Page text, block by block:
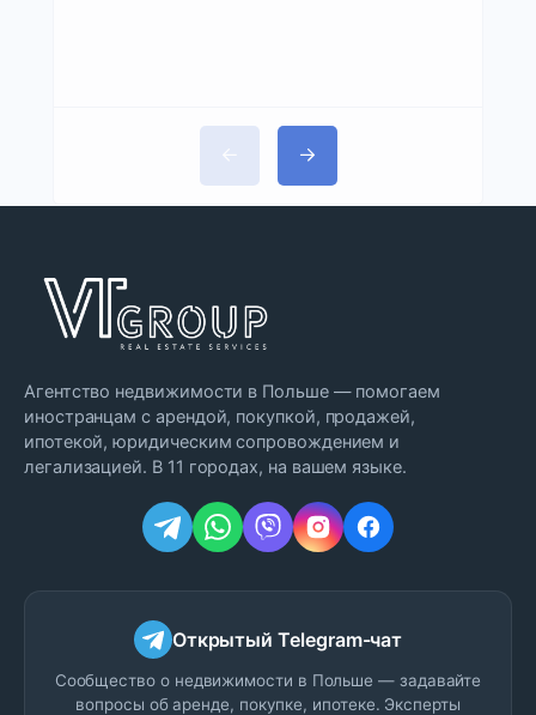
Агентство недвижимости в Польше — помогаем
иностранцам с арендой, покупкой, продажей,
ипотекой, юридическим сопровождением и
легализацией. В 11 городах, на вашем языке.
Открытый Telegram-чат
Сообщество о недвижимости в Польше — задавайте
вопросы об аренде, покупке, ипотеке. Эксперты